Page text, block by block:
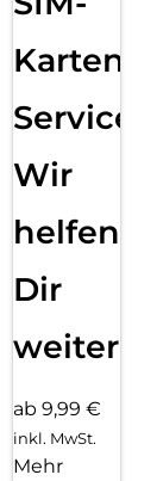
Karten
Service:
Wir
helfen
Dir
weiter
ab 9,99 €
inkl. MwSt.
Mehr